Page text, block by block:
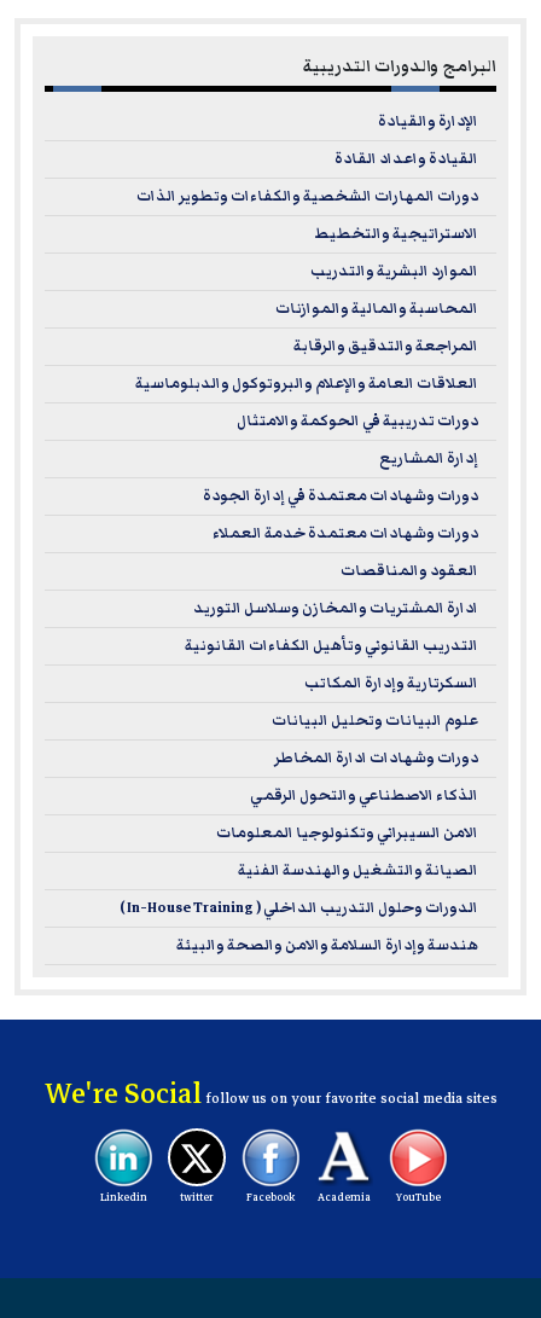
البرامج والدورات التدريبية
الإدارة والقيادة
القيادة واعداد القادة
دورات المهارات الشخصية والكفاءات وتطوير الذات
الاستراتيجية والتخطيط
الموارد البشرية والتدريب
المحاسبة والمالية والموازنات
المراجعة والتدقيق والرقابة
العلاقات العامة والإعلام والبروتوكول والدبلوماسية
دورات تدريبية في الحوكمة والامتثال
إدارة المشاريع
دورات وشهادات معتمدة في إدارة الجودة
دورات وشهادات معتمدة خدمة العملاء
العقود والمناقصات
ادارة المشتريات والمخازن وسلاسل التوريد
التدريب القانوني وتأهيل الكفاءات القانونية
السكرتارية وإدارة المكاتب
علوم البيانات وتحليل البيانات
دورات وشهادات ادارة المخاطر
الذكاء الاصطناعي والتحول الرقمي
الامن السيبراني وتكنولوجيا المعلومات
الصيانة والتشغيل والهندسة الفنية
الدورات وحلول التدريب الداخلي ( In-House Training )
هندسة وإدارة السلامة والامن والصحة والبيئة
We're Socialfollow us on your favorite social media sites
YouTube
Academia
Facebook
twitter
Linkedin